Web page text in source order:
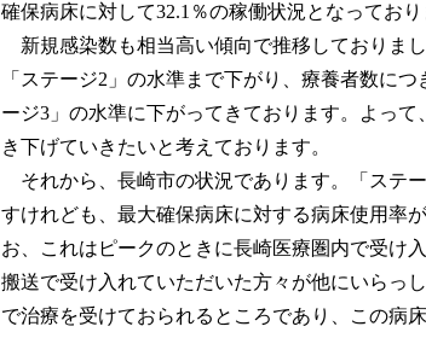
確保病床に対して32.1％の稼働状況となっており
新規感染数も相当高い傾向で推移しておりま
「ステージ2」の水準まで下がり、療養者数に
ージ3」の水準に下がってきております。よっ
き下げていきたいと考えております。
それから、長崎市の状況であります。「ステ
すけれども、最大確保病床に対する病床使用率
お、これはピークのときに長崎医療圏内で受け
搬送で受け入れていただいた方々が他にいらっ
で治療を受けておられるところであり、この病